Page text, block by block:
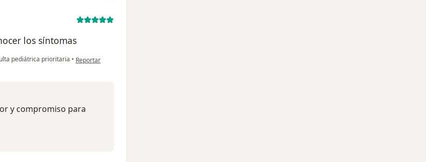
los síntomas
pediátrica prioritaria • en opinión del usuario VaneG
Reportar
y compromiso para